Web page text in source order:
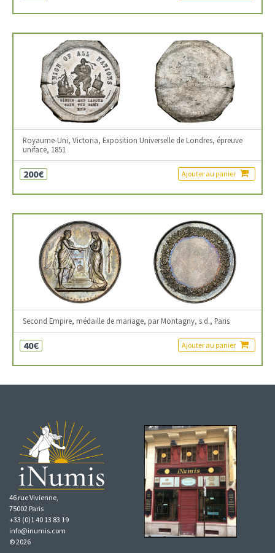
Royaume-Uni, Victoria, Exposition Universelle de Londres, épreuve
uniface, 1851
200€ Ajouter au panier
Second Empire, médaille de mariage, par Montagny, s.d., Paris
40€ Ajouter au panier
46 rue Vivienne,
75002 Paris
+33 (0)1 40 13 83 19
info@inumis.com
© 2026